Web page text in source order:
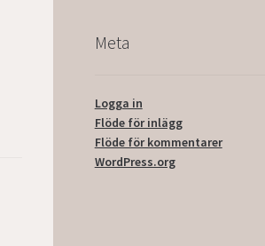
Meta
Logga in
Flöde för inlägg
Flöde för kommentarer
WordPress.org